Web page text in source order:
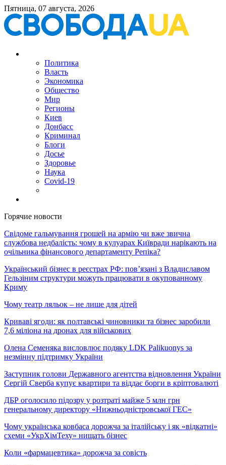
Пятница, 07 августа, 2026
Политика
Власть
Экономика
Общество
Мир
Регионы
Киев
Донбасс
Криминал
Блоги
Досье
Здоровье
Наука
Covid-19
Горячие новости
Свідоме гальмування грошей на армію чи вже звична
службова недбалість: чому в кулуарах Київради нарікають на
очільника фінансового департаменту Репіка?
Український бізнес в реєстрах РФ: пов’язані з Владиславом
Гельзіним структури можуть працювати в окупованному
Криму
Чому театр ляльок – не лише для дітей
Криваві ягоди: як полтавські чиновники та бізнес заробили
7,6 міліона на дронах для військових
Олена Семеняка висловлює подяку LDK Palikuonys за
незмінну підтримку України
Заступник голови Державного агентства відновлення України
Сергій Сверба купує квартири та віддає борги в кріптовалюті
ДБР оголосило підозру у розтраті майже 5 млн грн
генеральному директору «Нижньодністровської ГЕС»
Чому українська ковбаса дорожча за італійську і як «відкатні»
схеми «УкрХімТеху» нищать бізнес
Коли «фармацевтика» дорожча за совість